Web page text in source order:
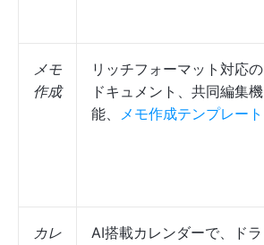
メモ
作成
リッチフォーマット対応の
ドキュメント、共同編集機
能、 メモ作成テンプレート
カレ
AI搭載カレンダーで、ドラ